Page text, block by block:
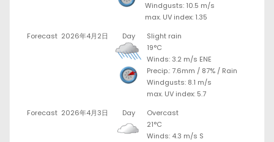
Windgusts: 10.5 m/s
max. UV index: 1.35
Forecast 2026年4月2日 Day
Slight rain
19°C
Winds: 3.2 m/s ENE
Precip.:7.6mm / 87% / Rain
Windgusts: 8.1 m/s
max. UV index: 5.7
Forecast 2026年4月3日 Day
Overcast
21°C
Winds: 4.3 m/s S